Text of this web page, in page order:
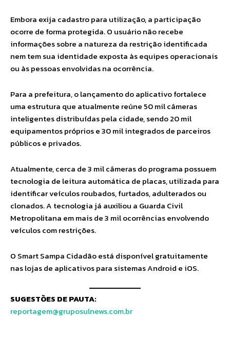
Embora exija cadastro para utilização, a participação
ocorre de forma protegida. O usuário não recebe
informações sobre a natureza da restrição identificada
nem tem sua identidade exposta às equipes operacionais
ou às pessoas envolvidas na ocorrência.
Para a prefeitura, o lançamento do aplicativo fortalece
uma estrutura que atualmente reúne 50 mil câmeras
inteligentes distribuídas pela cidade, sendo 20 mil
equipamentos próprios e 30 mil integrados de parceiros
públicos e privados.
Atualmente, cerca de 3 mil câmeras do programa possuem
tecnologia de leitura automática de placas, utilizada para
identificar veículos roubados, furtados, adulterados ou
clonados. A tecnologia já auxiliou a Guarda Civil
Metropolitana em mais de 3 mil ocorrências envolvendo
veículos com restrições.
O Smart Sampa Cidadão está disponível gratuitamente
nas lojas de aplicativos para sistemas Android e iOS.
SUGESTÕES DE PAUTA:
reportagem@gruposulnews.com.br